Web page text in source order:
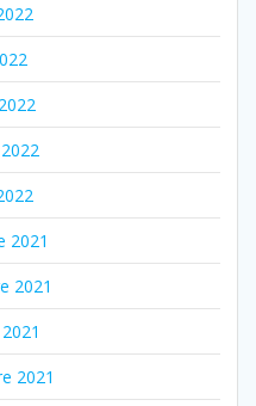
2021
2021
2021